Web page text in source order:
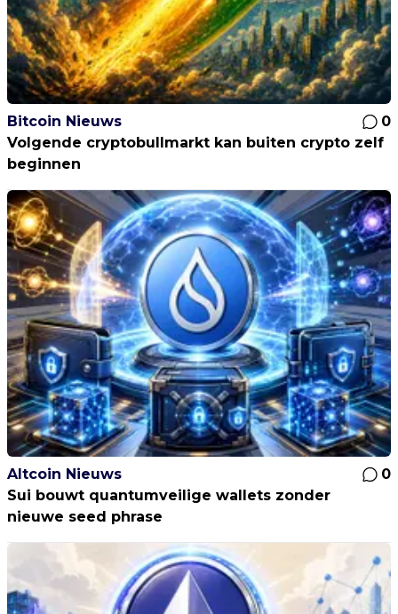
Bitcoin Nieuws
0
Volgende cryptobullmarkt kan buiten crypto zelf
beginnen
Altcoin Nieuws
0
Sui bouwt quantumveilige wallets zonder
nieuwe seed phrase